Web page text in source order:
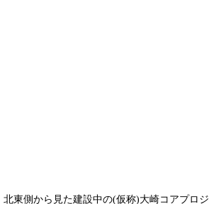
北東側から見た建設中の(仮称)大崎コアプロジ